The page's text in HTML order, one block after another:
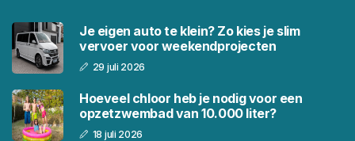
Je eigen auto te klein? Zo kies je slim
vervoer voor weekendprojecten
29 juli 2026
Hoeveel chloor heb je nodig voor een
opzetzwembad van 10.000 liter?
18 juli 2026